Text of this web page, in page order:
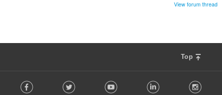
View forum thread
Top
o Facebook Twitter Youtube LinkedIn